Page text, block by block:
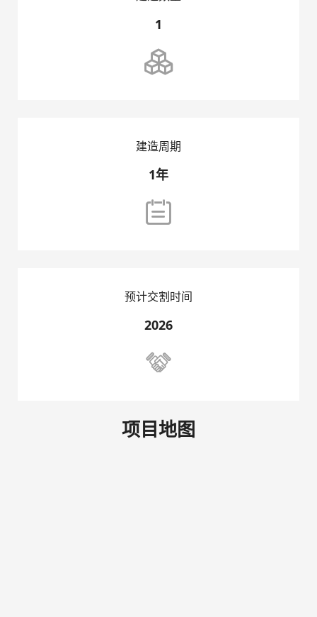
1

建造周期
1年

预计交割时间
2026

项目地图